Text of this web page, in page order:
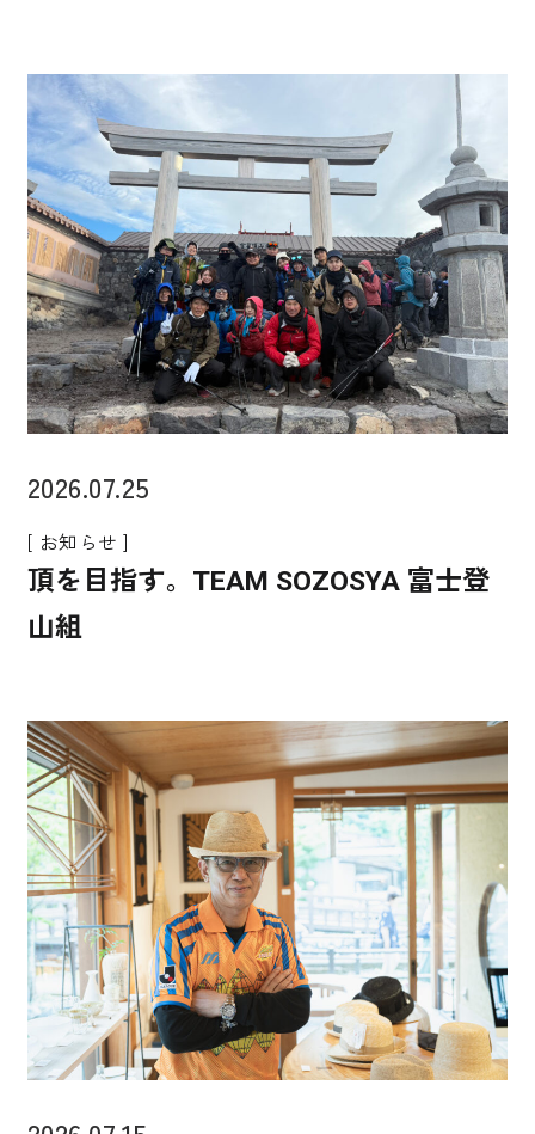
2026.07.25
[ お知らせ ]
頂を目指す。TEAM SOZOSYA 富士登
山組